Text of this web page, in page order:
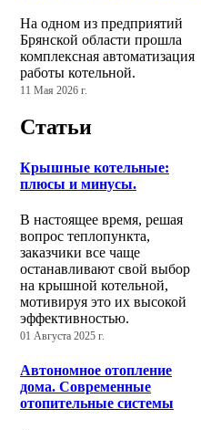
На одном из предприятий
Брянской области прошла
комплексная автоматизация
работы котельной.
11 Мая 2026 г.
Статьи
Крышные котельные:
плюсы и минусы.
В настоящее время, решая
вопрос теплопункта,
заказчики все чаще
останавливают свой выбор
на крышной котельной,
мотивируя это их высокой
эффективностью.
01 Августа 2025 г.
Автономное отопление
дома. Современные
отопительные системы